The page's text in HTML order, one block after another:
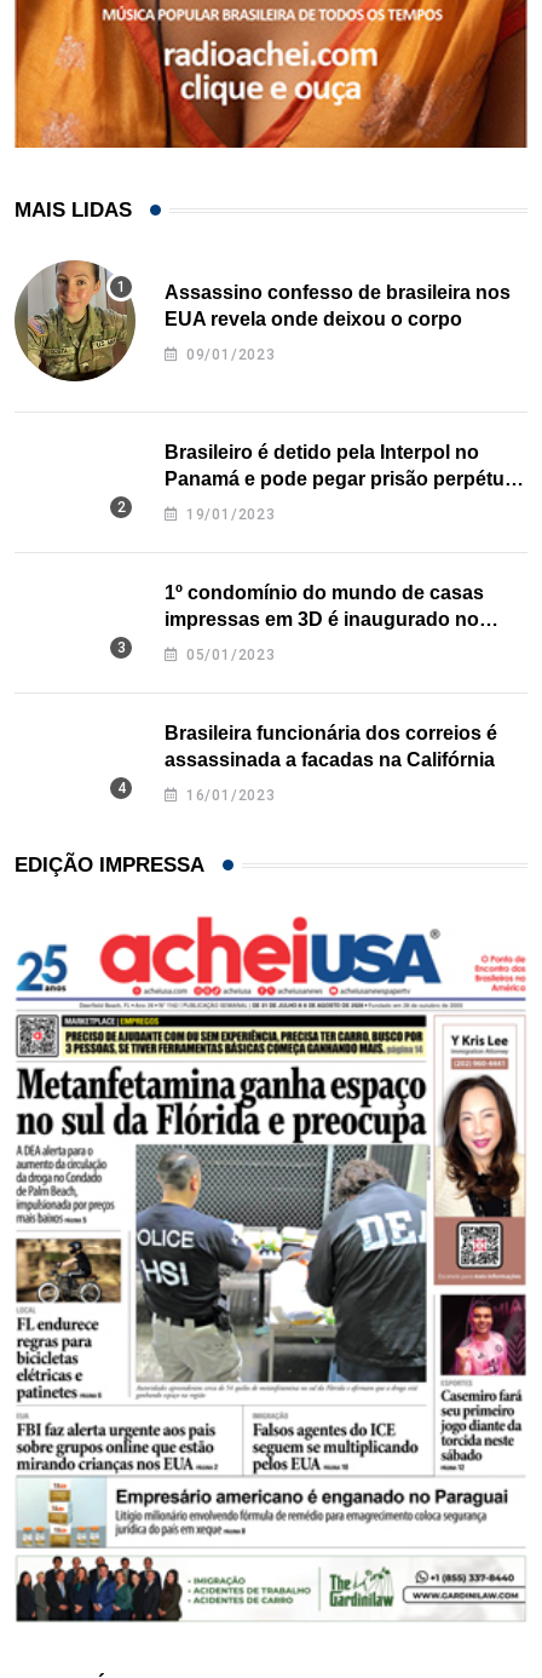
MAIS LIDAS
Assassino confesso de brasileira nos
EUA revela onde deixou o corpo
09/01/2023
Brasileiro é detido pela Interpol no
Panamá e pode pegar prisão perpétua
nos EUA
19/01/2023
1º condomínio do mundo de casas
impressas em 3D é inaugurado no
Texas
05/01/2023
Brasileira funcionária dos correios é
assassinada a facadas na Califórnia
16/01/2023
EDIÇÃO IMPRESSA